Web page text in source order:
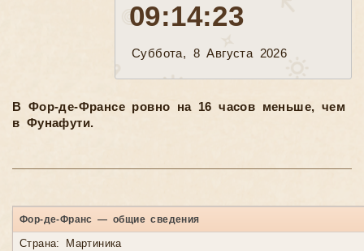
09:14:25
Суббота, 8 Августа 2026
В Фор-де-Франсе ровно на 16 часов меньше, чем
в Фунафути.
Фор-де-Франс — общие сведения
Страна: Мартиника